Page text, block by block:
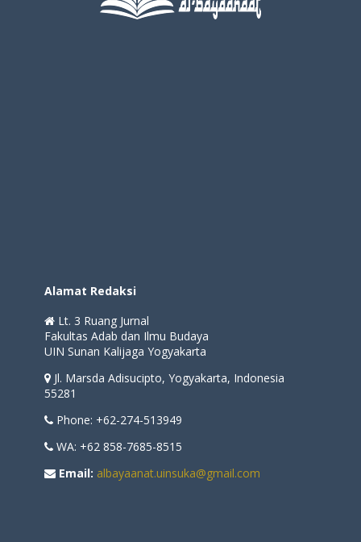
Alamat Redaksi
Lt. 3 Ruang Jurnal
Fakultas Adab dan Ilmu Budaya
UIN Sunan Kalijaga Yogyakarta
Jl. Marsda Adisucipto, Yogyakarta, Indonesia
55281
Phone: +62-274-513949
WA: +62 858-7685-8515
Email: albayaanat.uinsuka@gmail.com